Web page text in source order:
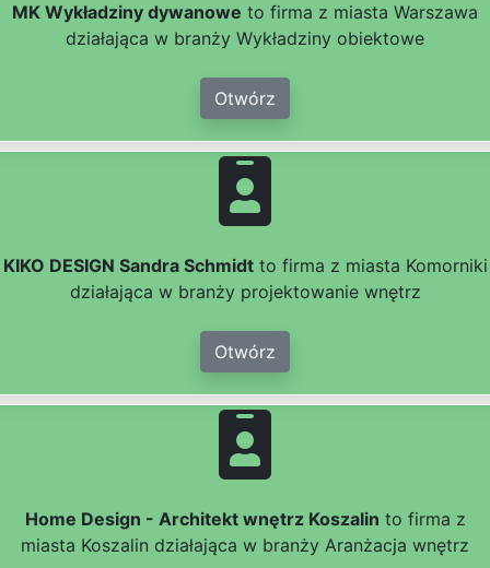
MK Wykładziny dywanowe to firma z miasta Warszawa
działająca w branży Wykładziny obiektowe
Otwórz
KIKO DESIGN Sandra Schmidtto firma z miasta Komorniki
działająca w branży projektowanie wnętrz
Otwórz
Home Design - Architekt wnętrz Koszalin to firma z
miasta Koszalin działająca w branży Aranżacja wnętrz